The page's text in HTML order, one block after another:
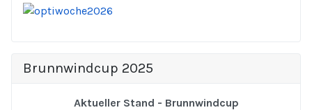
Brunnwindcup 2025
Aktueller Stand - Brunnwindcup